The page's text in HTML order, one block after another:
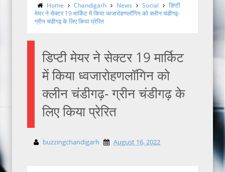
Home Chandigarh News Social
डिप्टी
मेयर ने सेक्टर 19 मार्किट में किया ध्वजारोहणलॉगिन को क्लीन चंडीगढ़-
ग्रीन चंडीगढ़ के लिए किया प्रेरित
डिप्टी मेयर ने सेक्टर 19 मार्किट
में किया ध्वजारोहणलॉगिन को
क्लीन चंडीगढ़- ग्रीन चंडीगढ़ के
लिए किया प्रेरित
buzzingchandigarh August 16, 2022